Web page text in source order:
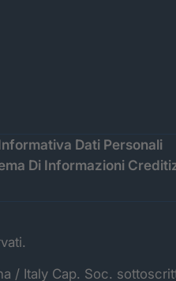
Dati Personali
Di Informazioni
/ Italy Cap. Soc.